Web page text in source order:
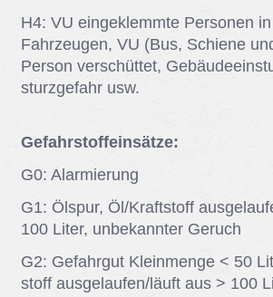
H4: VU ein­ge­klemm­te Per­so­nen
Fahr­zeu­gen, VU (Bus, Schie­ne
Per­son ver­schüt­tet,
sturz­ge­fahr usw.
Gefahrstoffeinsätze:
G0: Alar­mie­rung
G1: Ölspur, Öl/​Kraft­stoff
100 Li­ter, un­be­kann­ter Ge­ruch
G2: Ge­fahr­gut Klein­men­ge < 50
stoff aus­ge­lau­fen/​läuft aus > 100